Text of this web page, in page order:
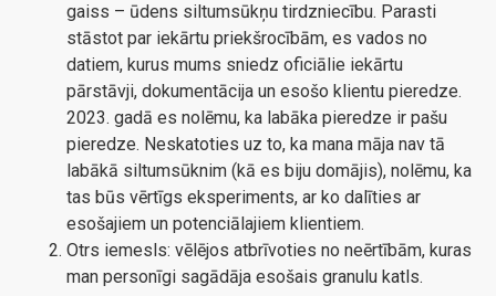
gaiss – ūdens siltumsūkņu tirdzniecību. Parasti
stāstot par iekārtu priekšrocībām, es vados no
datiem, kurus mums sniedz oficiālie iekārtu
pārstāvji, dokumentācija un esošo klientu pieredze.
2023. gadā es nolēmu, ka labāka pieredze ir pašu
pieredze. Neskatoties uz to, ka mana māja nav tā
labākā siltumsūknim (kā es biju domājis), nolēmu, ka
tas būs vērtīgs eksperiments, ar ko dalīties ar
esošajiem un potenciālajiem klientiem.
Otrs iemesls: vēlējos atbrīvoties no neērtībām, kuras
man personīgi sagādāja esošais granulu katls.